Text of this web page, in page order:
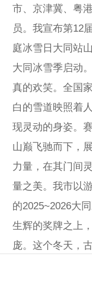
市、京津冀、粤
员。我宣布第12
庭冰雪日大同站
大同冰雪季启动
真的欢笑。全国
白的雪道映照着
现灵动的身姿。
山巅飞驰而下，
力量，在其门间
量之美。我市以
的2025~2026大
生辉的奖牌之上
庞。这个冬天，
邀请世界各地的